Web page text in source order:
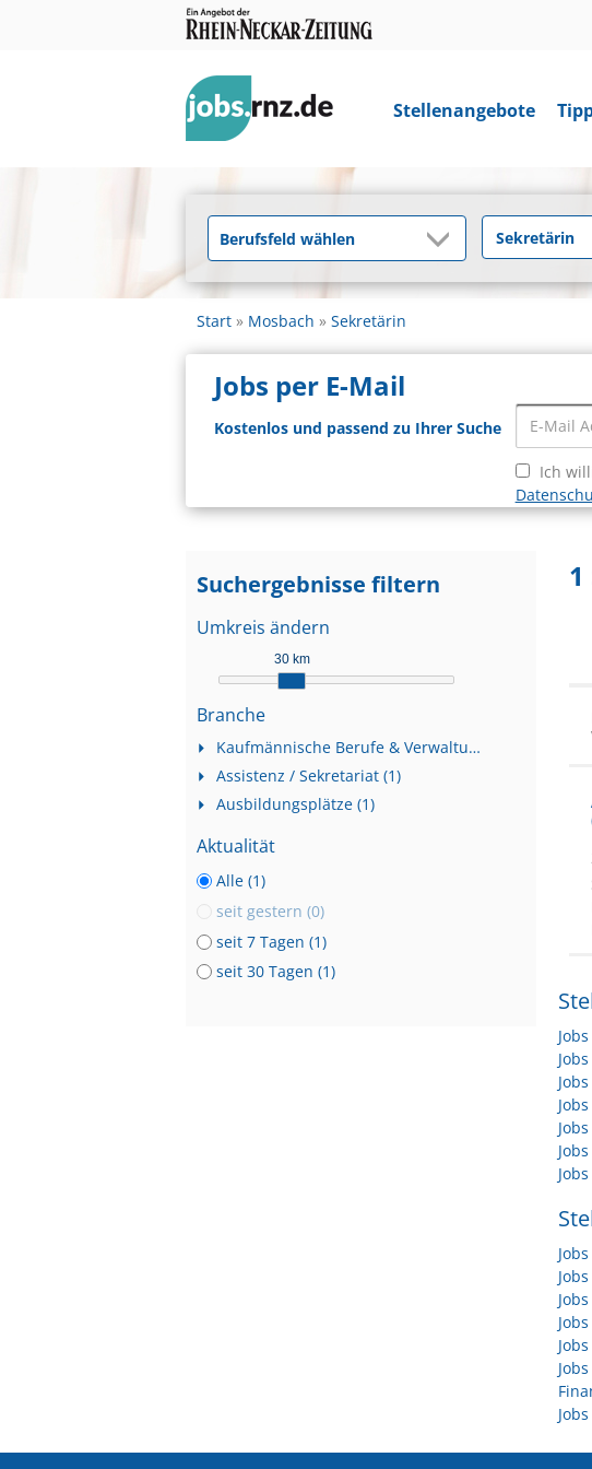
Stellenangebote
Start Mosbach Sekretärin
Jobs per E-Mail
Kostenlos und passend zu Ihrer Suche
Ich
Suchergebnisse filtern
Umkreis ändern
30 km
Branche
Kaufmännische Berufe & Verwaltung (1)
Assistenz / Sekretariat (1)
Ausbildungsplätze (1)
Aktualität
Alle (1)
seit gestern (0)
seit 7 Tagen (1)
seit 30 Tagen (1)